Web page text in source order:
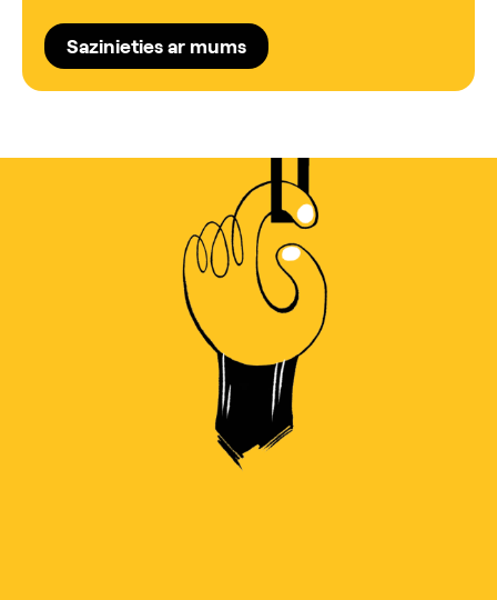
Sazinieties ar mums